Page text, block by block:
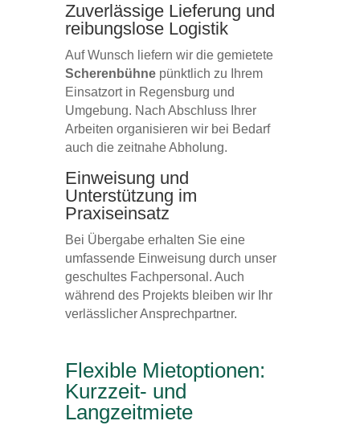
Zuverlässige Lieferung und
reibungslose Logistik
Auf Wunsch liefern wir die gemietete
Scherenbühnepünktlich zu Ihrem
Einsatzort in Regensburg und
Umgebung. Nach Abschluss Ihrer
Arbeiten organisieren wir bei Bedarf
auch die zeitnahe Abholung.
Einweisung und
Unterstützung im
Praxiseinsatz
Bei Übergabe erhalten Sie eine
umfassende Einweisung durch unser
geschultes Fachpersonal. Auch
während des Projekts bleiben wir Ihr
verlässlicher Ansprechpartner.
Flexible Mietoptionen:
Kurzzeit- und
Langzeitmiete